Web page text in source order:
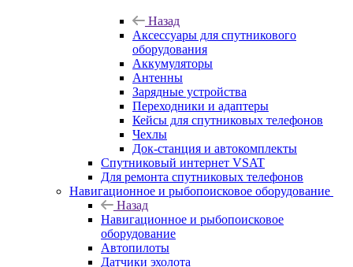
Назад
Аксессуары для спутникового
оборудования
Аккумуляторы
Антенны
Зарядные устройства
Переходники и адаптеры
Кейсы для спутниковых телефонов
Чехлы
Док-станция и автокомплекты
Спутниковый интернет VSAT
Для ремонта спутниковых телефонов
Навигационное и рыбопоисковое оборудование
Назад
Навигационное и рыбопоисковое
оборудование
Автопилоты
Датчики эхолота